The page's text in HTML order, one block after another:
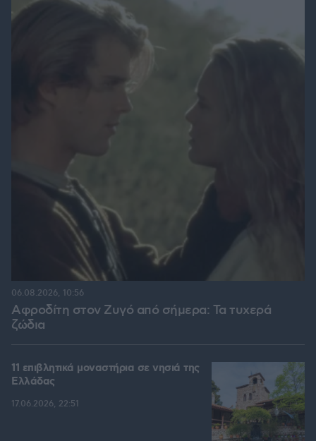
Αφροδίτη στον Ζυγό από σήμερα: Τα τυχερά
ζώδια
06.08.2026, 10:56
11 επιβλητικά μοναστήρια σε νησιά της
Ελλάδας
17.06.2026, 22:51